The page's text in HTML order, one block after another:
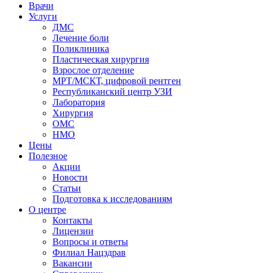
Врачи
Услуги
ДМС
Лечение боли
Поликлиника
Пластическая хирургия
Взрослое отделение
МРТ/МСКТ, цифровой рентген
Республиканский центр УЗИ
Лаборатория
Хирургия
ОМС
НМО
Цены
Полезное
Акции
Новости
Статьи
Подготовка к исследованиям
О центре
Контакты
Лицензии
Вопросы и ответы
Филиал Нацздрав
Вакансии